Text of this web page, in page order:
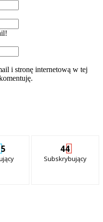
i stronę internetową w tej
44
Subskrybujący